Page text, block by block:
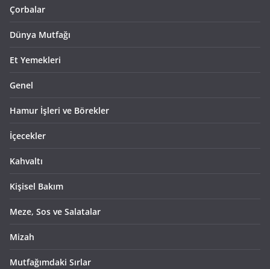
Çorbalar
Dünya Mutfağı
Et Yemekleri
Genel
Hamur İşleri ve Börekler
İçecekler
Kahvaltı
Kişisel Bakım
Meze, Sos ve Salatalar
Mizah
Mutfağımdaki Sırlar